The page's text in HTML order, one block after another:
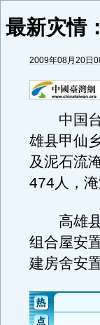
最新灾情
2009年08月20日
中国台
雄县甲仙
及泥石流
474人，淹
高雄县
组合屋安
建房舍安